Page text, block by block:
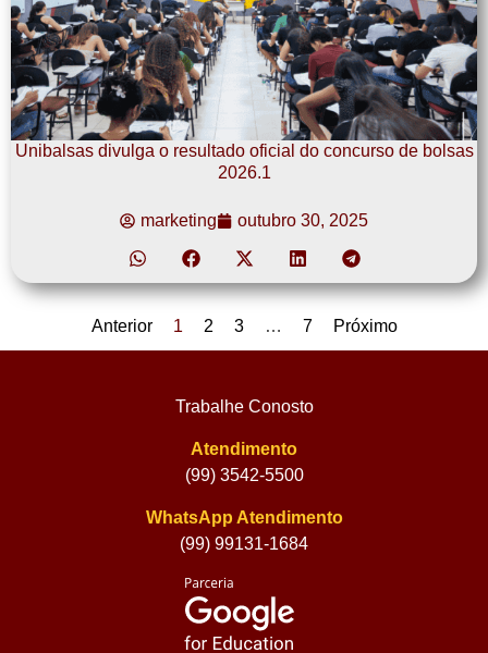
Unibalsas divulga o resultado oficial do concurso de bolsas
2026.1
marketing outubro 30, 2025
Anterior 1 2 3 … 7 Próximo
Trabalhe Conosto
Atendimento
(99) 3542-5500
WhatsApp Atendimento
(99) 99131-1684